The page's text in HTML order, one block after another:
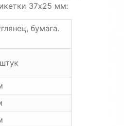
37х25 мм:
бумага.